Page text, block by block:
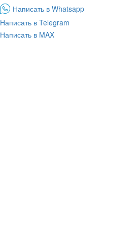
Написать в Whatsapp
Написать в Telegram
Написать в MAX